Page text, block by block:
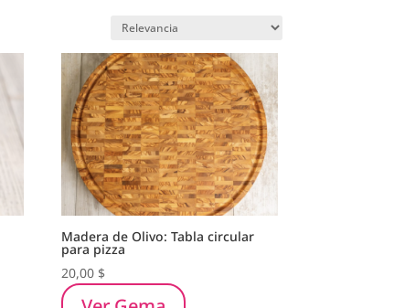
Madera de Olivo: Tabla circular
para pizza
20,00 $